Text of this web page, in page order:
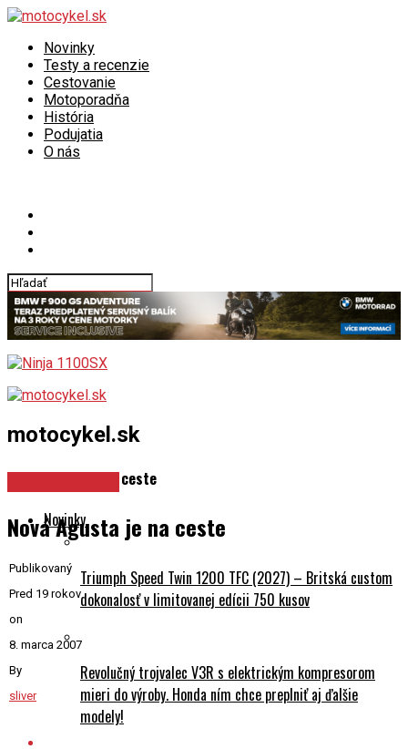
Novinky
Testy a recenzie
Cestovanie
Motoporadňa
História
Podujatia
O nás
motocykel.sk
Nová Agusta je na ceste
Novinky
Triumph Speed Twin 1200 TFC (2027) – Britská custom
dokonalosť v limitovanej edícii 750 kusov
Revolučný trojvalec V3R s elektrickým kompresorom
mieri do výroby. Honda ním chce preplniť aj ďalšie
modely!
Nová Agusta je na ceste
Publikovaný
Pred 19 rokov
on
8. marca 2007
By
sliver